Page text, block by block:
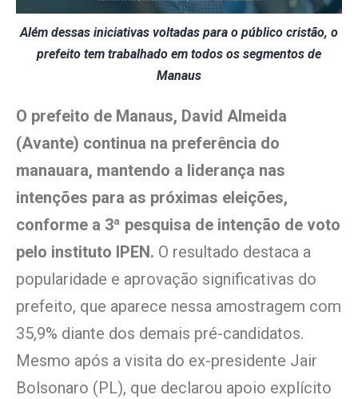
Além dessas iniciativas voltadas para o público cristão, o
prefeito tem trabalhado em todos os segmentos de
Manaus
O prefeito de Manaus, David Almeida
(Avante) continua na preferência do
manauara, mantendo a liderança nas
intenções para as próximas eleições,
conforme a 3ª pesquisa de intenção de voto
pelo instituto IPEN. O resultado destaca a
popularidade e aprovação significativas do
prefeito, que aparece nessa amostragem com
35,9% diante dos demais pré-candidatos.
Mesmo após a visita do ex-presidente Jair
Bolsonaro (PL), que declarou apoio explícito